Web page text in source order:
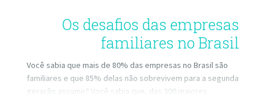
Os desafios das empresas
familiares no Brasil
Você sabia que mais de 80% das empresas no Brasil são
familiares e que 85% delas não sobrevivem para a segunda
geração assumir? Você sabia que, das 300 maiores